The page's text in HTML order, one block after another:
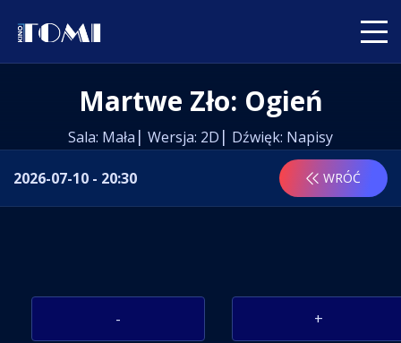
Martwe Zło: Ogień
Sala: Mała Wersja: 2D Dźwięk: Napisy
WRÓĆ
2026-07-10 - 20:30
- +